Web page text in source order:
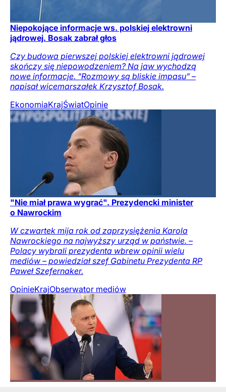
Niepokojące informacje ws. polskiej elektrowni
jądrowej. Bosak zabrał głos
Czy budowa pierwszej polskiej elektrowni jądrowej
skończy się niepowodzeniem? Na jaw wychodzą
nowe informacje. "Rozmowy są bliskie impasu” –
napisał wicemarszałek Krzysztof Bosak.
EkonomiaKrajŚwiatOpinie
"Nie miał prawa wygrać". Prezydencki minister
o Nawrockim
W czwartek mija rok od zaprzysiężenia Karola
Nawrockiego na najwyższy urząd w państwie. –
Polacy wybrali prezydenta wbrew opinii wielu
mediów – powiedział szef Gabinetu Prezydenta RP
Paweł Szefernaker.
OpinieKrajObserwator mediów